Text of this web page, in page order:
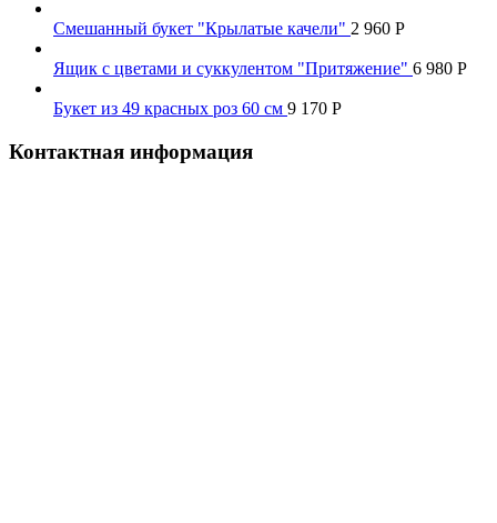
Смешанный букет "Крылатые качели" 2 960 Р
Ящик с цветами и суккулентом "Притяжение" 6 980 Р
Букет из 49 красных роз 60 см 9 170 Р
Контактная информация